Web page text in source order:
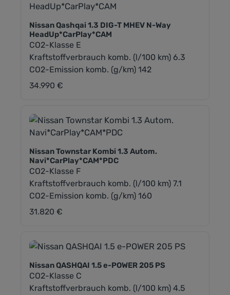
Nissan Qashqai 1.3 DIG-T MHEV N-Way
HeadUp*CarPlay*CAM
CO2-Klasse E
Kraftstoffverbrauch komb. (l/100 km) 6.3
CO2-Emission komb. (g/km) 142
Regulärer Preis:
34.990 €
Nissan Townstar Kombi 1.3 Autom.
Navi*CarPlay*CAM*PDC
CO2-Klasse F
Kraftstoffverbrauch komb. (l/100 km) 7.1
CO2-Emission komb. (g/km) 160
Regulärer Preis:
31.820 €
Nissan QASHQAI 1.5 e-POWER 205 PS
CO2-Klasse C
Kraftstoffverbrauch komb. (l/100 km) 4.5